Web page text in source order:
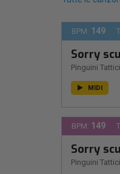
BPM: 149
Sorry
Pinguini
MIDI
BPM: 149
Sorry
Pinguini